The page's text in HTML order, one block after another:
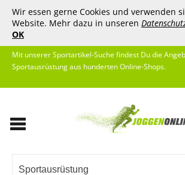
Wir essen gerne Cookies und verwenden
Website. Mehr dazu in unseren
OK
Mit unserer Sportartikel-Suche findest Du die
Sportausrüstung aus hunderten Online-Shops.
Sportausrüstung